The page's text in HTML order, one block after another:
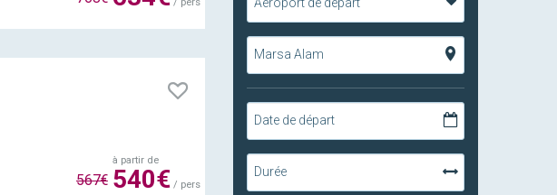
Marsa Alam
Date de départ
Durée
/ pers
à partir de
540€/ pers
567€